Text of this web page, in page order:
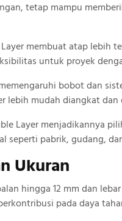
tetap mampu
membuat atap lebih
untuk proyek
bobot dan
lebih mudah diangkat dan
Layer menjadikannya
seperti pabrik, gudang,
Ukuran
hingga 12 mm dan
pada daya